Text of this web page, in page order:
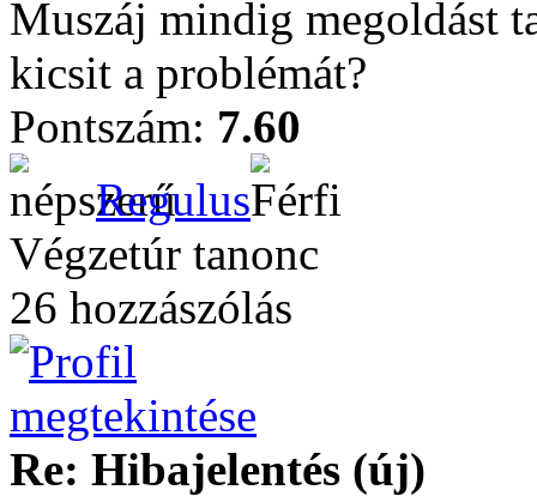
Muszáj mindig megoldást
kicsit a problémát?
Pontszám: 7.60
Regulus
Végzetúr tanonc
26 hozzászólás
Re: Hibajelentés (új)